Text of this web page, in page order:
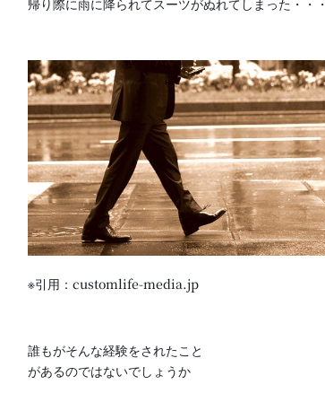
※引用：customlife-media.jp
誰もがそんな経験をされたこと
があるのではないでしょうか